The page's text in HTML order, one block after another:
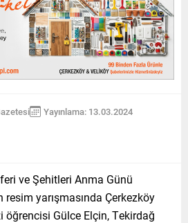
Yayınlama: 13.03.2024
ve Şehitleri Anma Günü
resim yarışmasında Çerkezköy
öğrencisi Gülce Elçin, Tekirdağ